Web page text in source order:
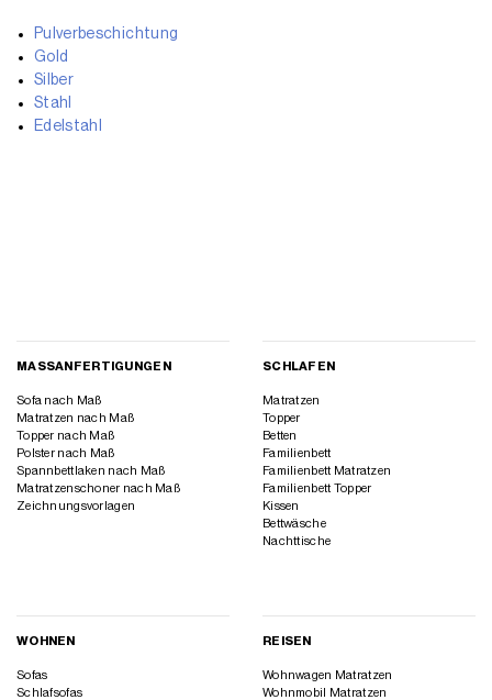
Pulverbeschichtung
Gold
Silber
Stahl
Edelstahl
MASSANFERTIGUNGEN
Sofa nach Maß
Matratzen nach Maß
Topper nach Maß
Polster nach Maß
Spannbettlaken nach Maß
Matratzenschoner nach Maß
Zeichnungsvorlagen
SCHLAFEN
Matratzen
Topper
Betten
Familienbett
Familienbett Matratzen
Familienbett Topper
Kissen
Bettwäsche
Nachttische
WOHNEN
Sofas
Schlafsofas
REISEN
Wohnwagen Matratzen
Wohnmobil Matratzen